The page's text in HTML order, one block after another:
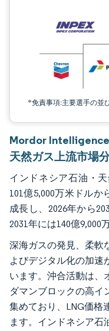
*免責事項:主要選手の並
Mordor
天然ガス上流市場
インドネシア石油・
101億5,000万米ドルか
成長し、2026年から
2031年には140億9,000
深海ガスの発見、柔軟
よびデジタル化の加速
います。沖合活動は、
ダマンブロックの高イ
集めており、LNG価格
ます。インドネシア石